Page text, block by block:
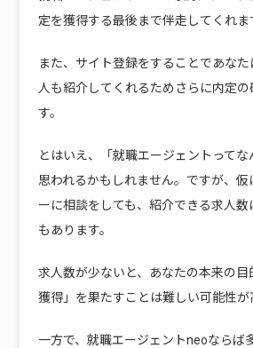
定を獲得する最後まで伴走してくれま
また、サイト登録をすることであな
人も紹介してくれるためさらに内定
す。
とはいえ、「就職エージェントってな
思われるかもしれません。ですが、仮
ーに相談をしても、紹介できる求人
もあります。
求人数が少ないと、あなたの本来の目
獲得」を果たすことは難しい可能性が
一方で、就職エージェントneoならば